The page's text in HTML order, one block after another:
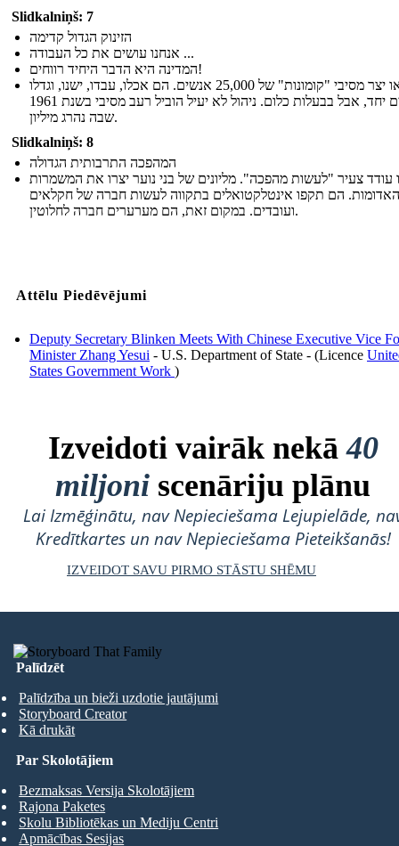
Slidkalniņš: 7
הזינוק הגדול קדימה
אנחנו עושים את כל העבודה ...
המדינה היא הדבר היחיד רווחים!
מאו יצר מסיבי "קומונות" של 25,000 אנשים. הם אכלו, עבדו, ישנו, וגדלו
ילדים יחד, אבל בבעלות כלום. ניהול לא יעיל הוביל רעב מסיבי בשנת 1961
שבה נהרג מיליון.
Slidkalniņš: 8
המהפכה התרבותית הגדולה
עודד צעיר "לעשות מהפכה". מליונים של בני נוער יצרו את המשמרות
האדומות. הם תקפו אינטלקטואלים בתקווה לעשות חברה של חקלאים
ועובדים. במקום זאת, הם מערערים חברה לחלוטין.
Attēlu Piedēvējumi
Deputy Secretary Blinken Meets With Chinese Executive Vice
Minister Zhang Yesui - U.S. Department of State - (Licence
States Government Work )
Izveidoti vairāk nekā40
miljoni scenāriju plānu
Lai Izmēģinātu, nav Nepieciešama Lejupielāde,
Kredītkartes un nav Nepieciešama Pieteikšanās!
IZVEIDOT SAVU PIRMO STĀSTU SHĒMU
Palīdzēt
Palīdzība un bieži uzdotie jautājumi
Storyboard Creator
Kā drukāt
Par Skolotājiem
Bezmaksas Versija Skolotājiem
Rajona Paketes
Skolu Bibliotēkas un Mediju Centri
Apmācības Sesijas